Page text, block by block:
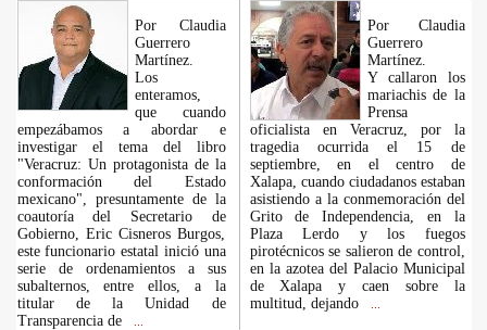
Por Claudia
Guerrero
Martínez.
Los
enteramos,
que cuando
empezábamos a abordar e
investigar el tema del libro
"Veracruz: Un protagonista de la
conformación del Estado
mexicano", presuntamente de la
coautoría del Secretario de
Gobierno, Eric Cisneros Burgos,
este funcionario estatal inició una
serie de ordenamientos a sus
subalternos, entre ellos, a la
titular de la Unidad de
Transparencia de
Por Claudia
Guerrero
Martínez.
Y callaron los
mariachis de la
Prensa
oficialista en Veracruz, por la
tragedia ocurrida el 15 de
septiembre, en el centro de
Xalapa, cuando ciudadanos estaban
asistiendo a la conmemoración del
Grito de Independencia, en la
Plaza Lerdo y los fuegos
pirotécnicos se salieron de control,
en la azotea del Palacio Municipal
de Xalapa y caen sobre la
multitud, dejando